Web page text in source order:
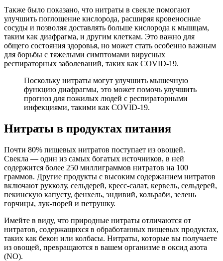
Также было показано, что нитраты в свекле помогают
улучшить поглощение кислорода, расширяя кровеносные
сосуды и позволяя доставлять больше кислорода к мышцам,
таким как диафрагма, и другим клеткам. Это важно для
общего состояния здоровья, но может стать особенно важным
для борьбы с тяжелыми симптомами вирусных
респираторных заболева­ний, таких как COVID-19.
Поскольку нитраты могут улучшить мышечную
функцию диафрагмы, это может помочь улучшить
прогноз для пожилых людей с респираторными
инфекциями, такими как COVID-19.
Нитраты в продуктах питания
Почти 80% пищевых нитратов поступает из овощей.
Свекла — один из самых богатых источников, в ней
содержится более 250 миллиграммов нитратов на 100
граммов. Другие продукты с высоким содержанием нитратов
включают рукколу, сельдерей, кресс-салат, кервель, сельдерей,
пекинскую капусту, фенхель, эндивий, кольраби, зелень
горчицы, лук-порей и петрушку.
Имейте в виду, что природные нитраты отличаются от
нитратов, содержащихся в обработанных пищевых продуктах,
таких как бекон или колбасы. Нитраты, которые вы получаете
из овощей, превращаются в вашем организме в оксид азота
(NO).